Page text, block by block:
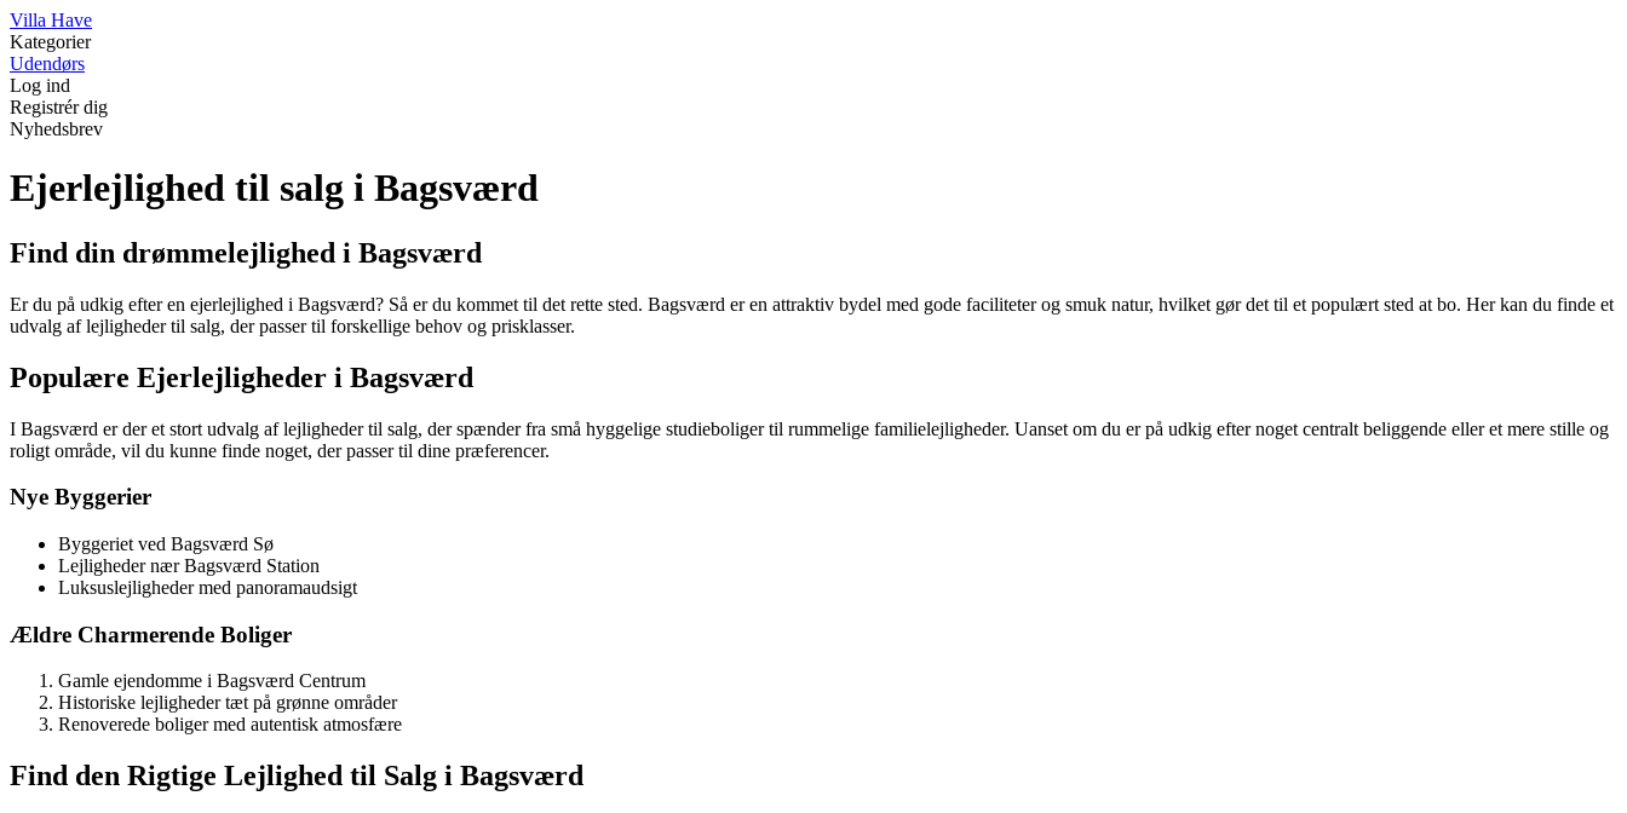
Villa Have
Kategorier
Udendørs
Log ind
Registrér dig
Nyhedsbrev
Ejerlejlighed til salg i Bagsværd
Find din drømmelejlighed i Bagsværd
Er du på udkig efter en ejerlejlighed i Bagsværd? Så er du kommet til det rette sted. Bagsværd er en attraktiv bydel med gode faciliteter og smuk natur, hvilket gør det til et populært sted at bo. Her kan du finde et
udvalg af lejligheder til salg, der passer til forskellige behov og prisklasser.
Populære Ejerlejligheder i Bagsværd
I Bagsværd er der et stort udvalg af lejligheder til salg, der spænder fra små hyggelige studieboliger til rummelige familielejligheder. Uanset om du er på udkig efter noget centralt beliggende eller et mere stille og
roligt område, vil du kunne finde noget, der passer til dine præferencer.
Nye Byggerier
Byggeriet ved Bagsværd Sø
Lejligheder nær Bagsværd Station
Luksuslejligheder med panoramaudsigt
Ældre Charmerende Boliger
Gamle ejendomme i Bagsværd Centrum
Historiske lejligheder tæt på grønne områder
Renoverede boliger med autentisk atmosfære
Find den Rigtige Lejlighed til Salg i Bagsværd